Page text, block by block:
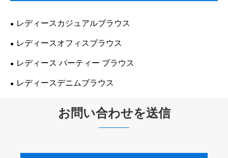
レディースカジュアルブラウス
レディースオフィスブラウス
レディース パーティー ブラウス
レディースデニムブラウス
お問い合わせを送信